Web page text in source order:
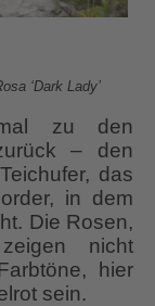
‘Dark Lady’
zu den
– den
das
in dem
Die Rosen,
nicht
hier
sein.